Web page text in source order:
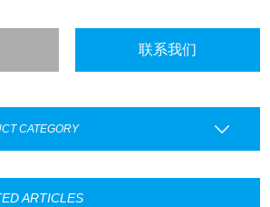
联系我们
CATEGORY
ARTICLES